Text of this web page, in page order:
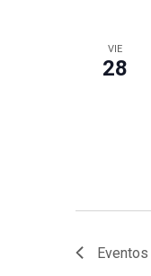
VIE
28
Eventos